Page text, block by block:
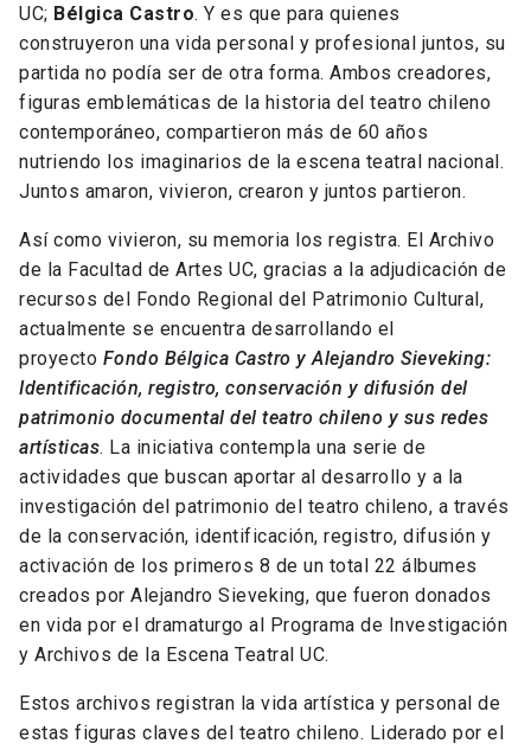
UC; Bélgica Castro. Y es que para quienes
construyeron una vida personal y profesional juntos, su
partida no podía ser de otra forma. Ambos creadores,
figuras emblemáticas de la historia del teatro chileno
contemporáneo, compartieron más de 60 años
nutriendo los imaginarios de la escena teatral nacional.
Juntos amaron, vivieron, crearon y juntos partieron.
Así como vivieron, su memoria los registra. El Archivo
de la Facultad de Artes UC, gracias a la adjudicación de
recursos del Fondo Regional del Patrimonio Cultural,
actualmente se encuentra desarrollando el
proyecto Fondo Bélgica Castro y Alejandro Sieveking:
Identificación, registro, conservación y difusión del
patrimonio documental del teatro chileno y sus redes
artísticas. La iniciativa contempla una serie de
actividades que buscan aportar al desarrollo y a la
investigación del patrimonio del teatro chileno, a través
de la conservación, identificación, registro, difusión y
activación de los primeros 8 de un total 22 álbumes
creados por Alejandro Sieveking, que fueron donados
en vida por el dramaturgo al Programa de Investigación
y Archivos de la Escena Teatral UC.
Estos archivos registran la vida artística y personal de
estas figuras claves del teatro chileno. Liderado por el